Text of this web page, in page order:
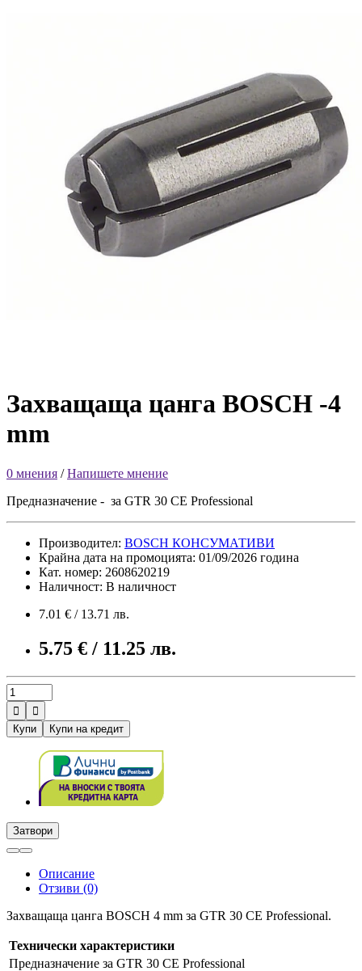
Захващаща цанга BOSCH -4
mm
0 мнения /Напишете мнение
Предназначение - за GTR 30 CE Professional
Производител: BOSCH КОНСУМАТИВИ
Крайна дата на промоцията: 01/09/2026 година
Кат. номер: 2608620219
Наличност: В наличност
7.01 € / 13.71 лв.
5.75 € / 11.25 лв.


Купи
Купи на кредит
Затвори
Описание
Отзиви (0)
Захващаща цанга BOSCH 4 mm за GTR 30 CE Professional.
Технически характеристики
Предназначение за GTR 30 CE Professional